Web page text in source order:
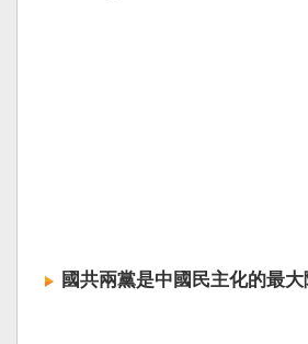
國共兩黨是中國民主化的最